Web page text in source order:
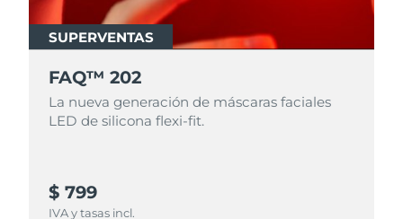
SUPERVENTAS
FAQ™ 202
La nueva generación de máscaras faciales
LED de silicona flexi-fit.
$ 799
IVA y tasas incl.